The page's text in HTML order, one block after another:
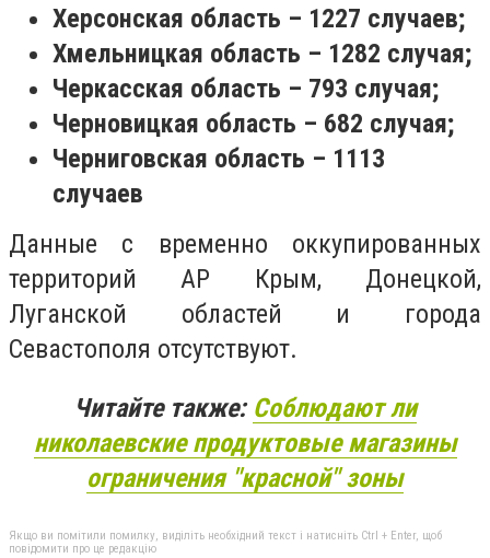
Херсонская область – 1227 случаев;
Хмельницкая область – 1282 случая;
Черкасская область – 793 случая;
Черновицкая область – 682 случая;
Черниговская область – 1113
случаев
Данные с временно оккупированных
территорий АР Крым, Донецкой,
Луганской областей и города
Севастополя отсутствуют.
Читайте также: Соблюдают ли
николаевские продуктовые магазины
ограничения "красной" зоны
Якщо ви помітили помилку, виділіть необхідний текст і натисніть Ctrl + Enter, щоб
повідомити про це редакцію